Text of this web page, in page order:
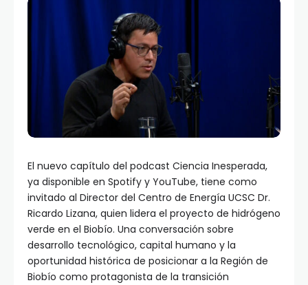
El nuevo capítulo del podcast Ciencia Inesperada,
ya disponible en Spotify y YouTube, tiene como
invitado al Director del Centro de Energía UCSC Dr.
Ricardo Lizana, quien lidera el proyecto de hidrógeno
verde en el Biobío. Una conversación sobre
desarrollo tecnológico, capital humano y la
oportunidad histórica de posicionar a la Región de
Biobío como protagonista de la transición